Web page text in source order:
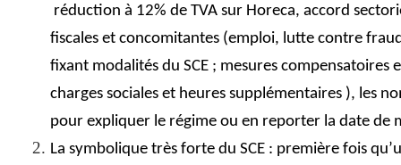
réduction à 12% de TVA sur Horeca, accord
fiscales et concomitantes (emploi, lutte contre
fixant modalités du SCE ; mesures compensatoires
charges sociales et heures supplémentaires ), les
pour expliquer le régime ou en reporter la date de
La symbolique très forte du SCE : première fois